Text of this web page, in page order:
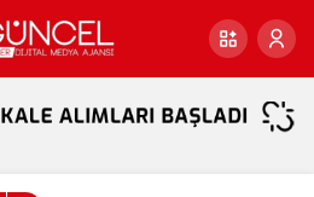
Paylaş